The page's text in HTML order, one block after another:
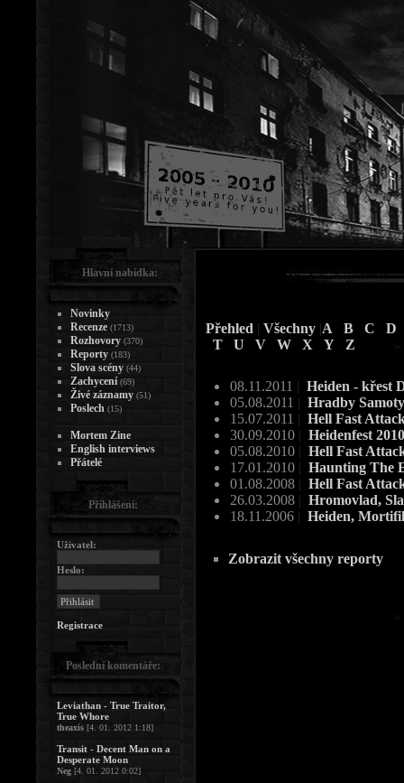
Přehled | Všechny |A B C
D
T
U V W X Y Z
08.11.2011 | Heiden - křest
05.08.2011 | Hradby
15.07.2011 | Hell Fast
30.09.2010 | Heidenfest
05.08.2010 | Hell Fast
17.01.2010 | Haunting The
01.08.2008 | Hell Fast
26.03.2008 | Hromovlad,
18.11.2006 | Heiden,
Zobrazit všechny reporty
Hlavní nabídka:
Novinky
Recenze (1713)
Rozhovory (370)
Reporty (183)
Slova scény (44)
Zachycení (69)
Živé záznamy (51)
Poslech (15)
Mortem Zine
English interviews
Přátelé
Přihlášení:
Uživatel:
Heslo:
Registrace
Poslední komentáře:
Leviathan - True Traitor,
True Whore
theaxis [4. 01. 2012 1:18]
Transit - Decent Man on a
Desperate Moon
Neg [4. 01. 2012 0:02]